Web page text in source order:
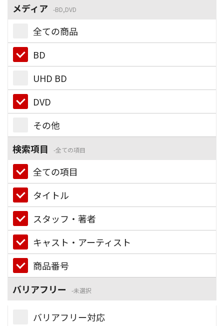
メディア BD,DVD
全ての商品
BD
UHD BD
DVD
その他
検索項目
全ての項目
全ての項目
タイトル
スタッフ・著者
キャスト・アーティスト
商品番号
バリアフリー
未選択
バリアフリー対応